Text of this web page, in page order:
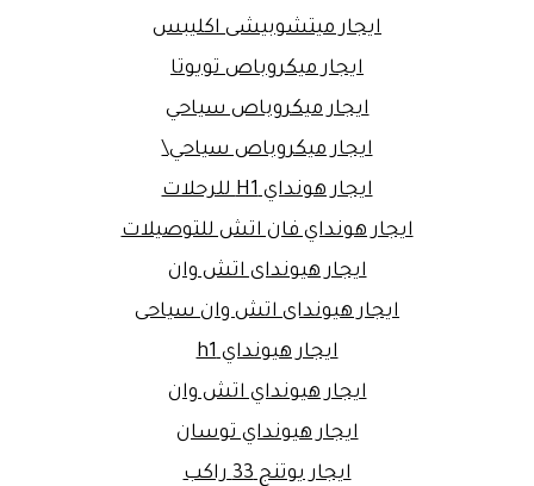
ايجار ميتشوبيشى اكليبس
ايجار ميكروباص تويوتا
ايجار ميكروباص سياحي
ايجار ميكروباص سياحي\
ايجار هونداي H1 للرحلات
ايجار هونداي فان اتش للتوصيلات
ايجار هيونداى اتش وان
ايجار هيونداى اتش وان سياحى
ايجار هيونداي h1
ايجار هيونداي اتش وان
ايجار هيونداي توسان
ايجار يوتنج 33 راكب